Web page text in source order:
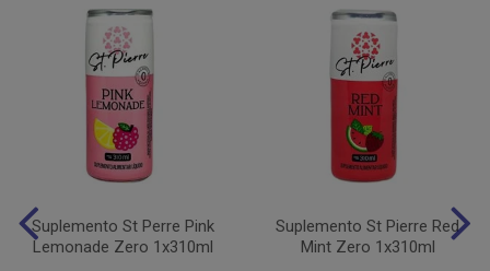
Suplemento St Perre Pink
Lemonade Zero 1x310ml
Suplemento St Pierre Red
Mint Zero 1x310ml